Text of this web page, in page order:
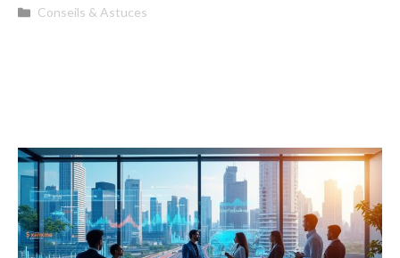
Catégories
Conseils & Astuces